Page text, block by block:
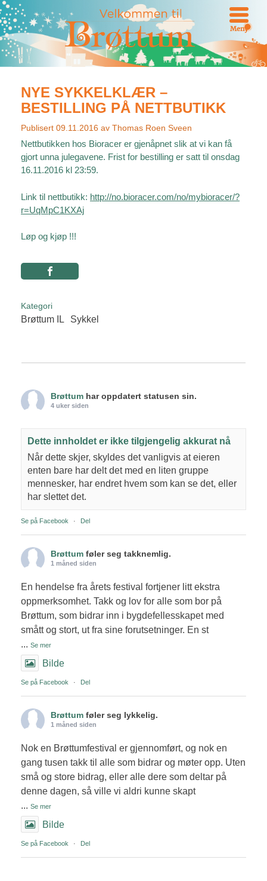
Meny
NYE SYKKELKLÆR –
BESTILLING PÅ NETTBUTIKK
Publisert 09.11.2016 av Thomas Roen Sveen
Nettbutikken hos Bioracer er gjenåpnet slik at vi kan få
gjort unna julegavene. Frist for bestilling er satt til onsdag
16.11.2016 kl 23:59.
Link til nettbutikk: http://no.bioracer.com/no/mybioracer/?
r=UqMpC1KXAj
Løp og kjøp !!!
Kategori
Brøttum IL Sykkel
Brøttum har oppdatert statusen sin.
4 uker siden
Dette innholdet er ikke tilgjengelig akkurat nå
Når dette skjer, skyldes det vanligvis at eieren
enten bare har delt det med en liten gruppe
mennesker, har endret hvem som kan se det, eller
har slettet det.
Se på Facebook · Del
Brøttum føler seg takknemlig.
1 måned siden
En hendelse fra årets festival fortjener litt ekstra
oppmerksomhet. Takk og lov for alle som bor på
Brøttum, som bidrar inn i bygdefellesskapet med
smått og stort, ut fra sine forutsetninger. En st
... Se mer
Bilde
Se på Facebook · Del
Brøttum føler seg lykkelig.
1 måned siden
Nok en Brøttumfestival er gjennomført, og nok en
gang tusen takk til alle som bidrar og møter opp. Uten
små og store bidrag, eller alle dere som deltar på
denne dagen, så ville vi aldri kunne skapt
... Se mer
Bilde
Se på Facebook · Del